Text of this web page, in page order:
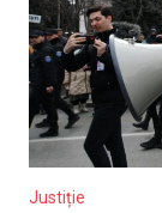
Justiție